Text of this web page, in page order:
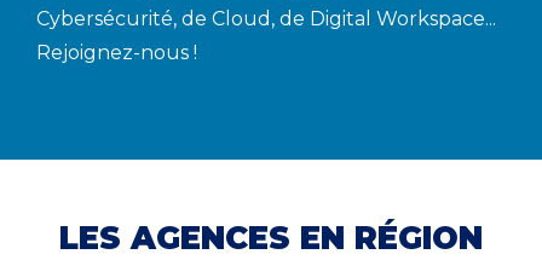
Cybersécurité, de Cloud, de Digital Workspace...
Rejoignez-nous !
LES AGENCES EN RÉGION